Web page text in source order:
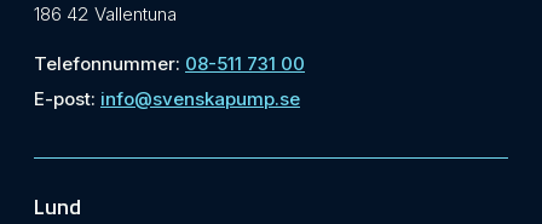
186 42 Vallentuna
Telefonnummer: 08-511 731 00
E-post: info@svenskapump.se
Lund